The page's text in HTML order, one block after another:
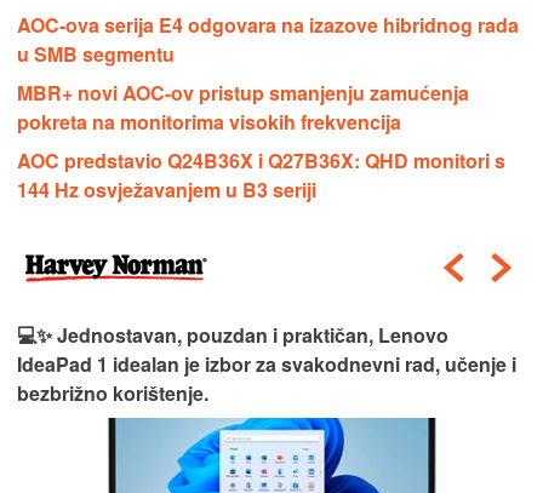
AOC-ova serija E4 odgovara na izazove hibridnog rada
u SMB segmentu
MBR+ novi AOC-ov pristup smanjenju zamućenja
pokreta na monitorima visokih frekvencija
AOC predstavio Q24B36X i Q27B36X: QHD monitori s
144 Hz osvježavanjem u B3 seriji
💻✨ Jednostavan, pouzdan i praktičan, Lenovo
IdeaPad 1 idealan je izbor za svakodnevni rad, učenje i
bezbrižno korištenje.